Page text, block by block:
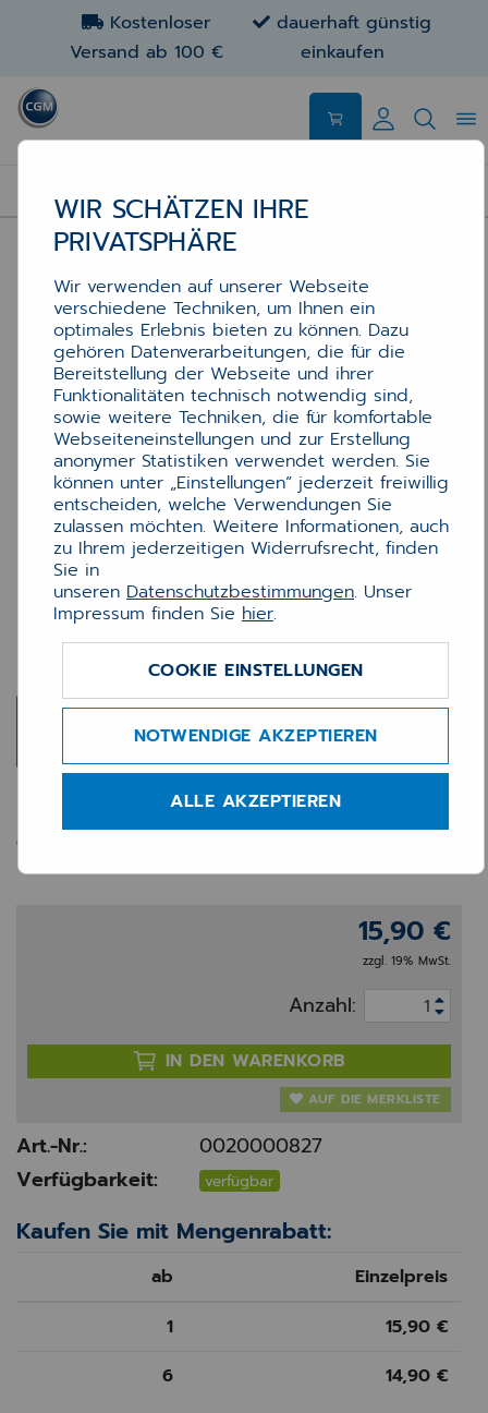
Kostenloser
Versand ab 100 €
dauerhaft günstig
einkaufen
APOTHEKEN-ETIKETTEN: REZEPTUR, POS & ABDA
Zebra-Etiketten weiß,
76x25mm
15,90 €
zzgl. 19% MwSt.
Anzahl:
IN DEN WARENKORB
AUF DIE MERKLISTE
Art.-Nr.:
0020000827
Verfügbarkeit:
verfügbar
Kaufen Sie mit Mengenrabatt:
ab
Einzelpreis
1
15,90 €
6
14,90 €
WIR SCHÄTZEN IHRE
PRIVATSPHÄRE
Wir verwenden auf unserer Webseite
verschiedene Techniken, um Ihnen ein
optimales Erlebnis bieten zu können. Dazu
gehören Datenverarbeitungen, die für die
Bereitstellung der Webseite und ihrer
Funktionalitäten technisch notwendig sind,
sowie weitere Techniken, die für komfortable
Webseiteneinstellungen und zur Erstellung
anonymer Statistiken verwendet werden. Sie
können unter „Einstellungen“ jederzeit freiwillig
entscheiden, welche Verwendungen Sie
zulassen möchten. Weitere Informationen, auch
zu Ihrem jederzeitigen Widerrufsrecht, finden
Sie in
unseren Datenschutzbestimmungen. Unser
Impressum finden Sie hier.
COOKIE EINSTELLUNGEN
NOTWENDIGE AKZEPTIEREN
ALLE AKZEPTIEREN